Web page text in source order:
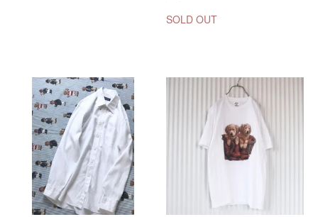
SOLD OUT